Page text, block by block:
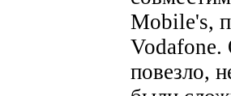
Mobile's,
Vodafone.
повезло,